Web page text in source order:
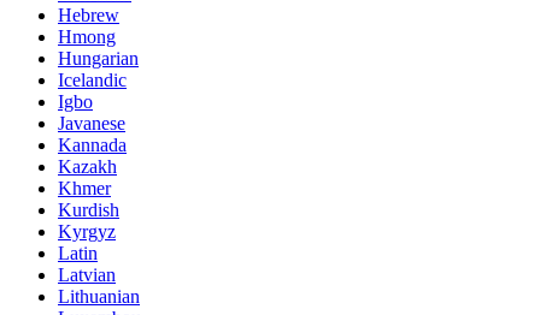
Hebrew
Hmong
Hungarian
Icelandic
Igbo
Javanese
Kannada
Kazakh
Khmer
Kurdish
Kyrgyz
Latin
Latvian
Lithuanian